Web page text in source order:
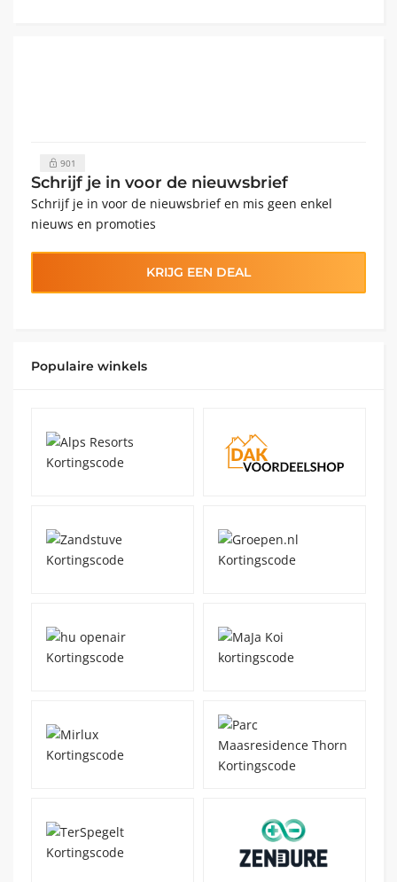
901
Schrijf je in voor de nieuwsbrief
Schrijf je in voor de nieuwsbrief en mis geen enkel
nieuws en promoties
KRIJG EEN DEAL
Populaire winkels